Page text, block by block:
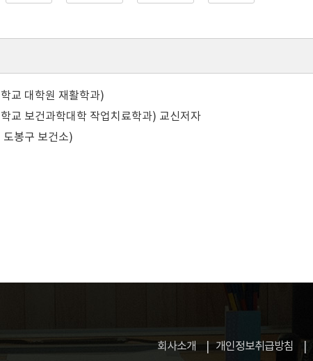
교 대학원 재활학과)
교 보건과학대학 작업치료학과) 교신저자
도봉구 보건소)
회사소개 개인정보취급방침